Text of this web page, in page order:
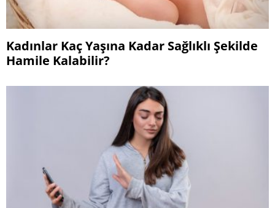
Kadınlar Kaç Yaşına Kadar Sağlıklı Şekilde
Hamile Kalabilir?